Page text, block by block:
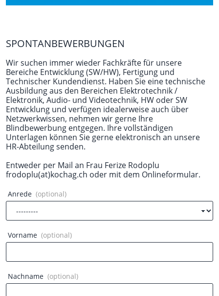
SPONTANBEWERBUNGEN
Wir suchen immer wieder Fachkräfte für unsere
Bereiche Entwicklung (SW/HW), Fertigung und
Technischer Kundendienst. Haben Sie eine technische
Ausbildung aus den Bereichen Elektrotechnik /
Elektronik, Audio- und Videotechnik, HW oder SW
Entwicklung und verfügen idealerweise auch über
Netzwerkwissen, nehmen wir gerne Ihre
Blindbewerbung entgegen. Ihre vollständigen
Unterlagen können Sie gerne elektronisch an unsere
HR-Abteilung senden.
Entweder per Mail an Frau Ferize Rodoplu
frodoplu(at)kochag.ch oder mit dem Onlineformular.
Anrede (optional)
Vorname (optional)
Nachname (optional)